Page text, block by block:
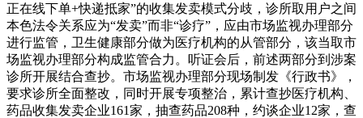
正在线下单+快递抵家”的收集发卖模式分歧，诊所取用户之间
本色法令关系应为“发卖”而非“诊疗”，应由市场监视办理部分
进行监管，卫生健康部分做为医疗机构的从管部分，该当取市
场监视办理部分构成监管合力。听证会后，前述两部分到涉案
诊所开展结合查抄。市场监视办理部分现场制发《行政书》，
要求诊所全面整改，同时开展专项整治，累计查抄医疗机构、
药品收集发卖企业161家，抽查药品208种，约谈企业12家，查